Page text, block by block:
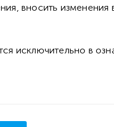
вносить изменения
исключительно в